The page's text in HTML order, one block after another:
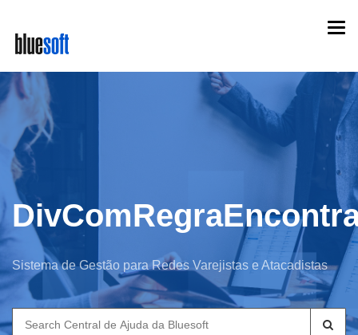
main
content
Sistema de Gestão para Redes Varejistas e Atacadistas
Search